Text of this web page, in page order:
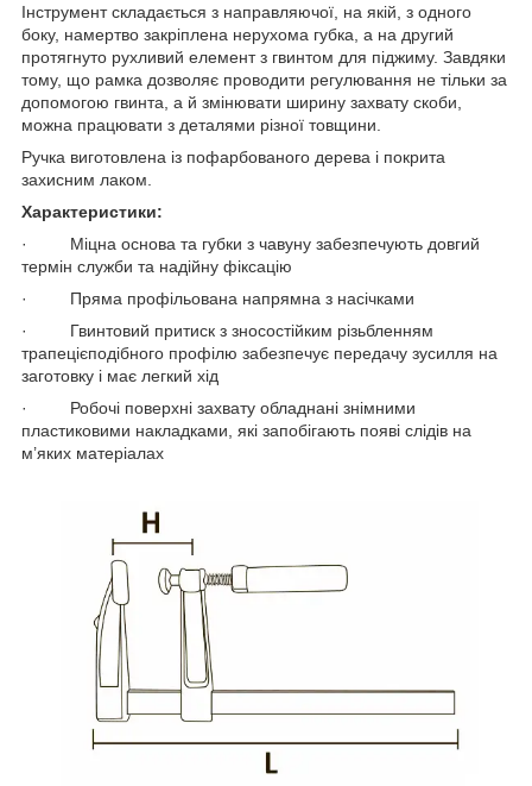
Інструмент складається з направляючої, на якій, з одного
боку, намертво закріплена нерухома губка, а на другий
протягнуто рухливий елемент з гвинтом для піджиму. Завдяки
тому, що рамка дозволяє проводити регулювання не тільки за
допомогою гвинта, а й змінювати ширину захвату скоби,
можна працювати з деталями різної товщини.
Ручка виготовлена із пофарбованого дерева і покрита
захисним лаком.
Характеристики:
· Міцна основа та губки з чавуну забезпечують довгий
термін служби та надійну фіксацію
· Пряма профільована напрямна з насічками
· Гвинтовий притиск з зносостійким різьбленням
трапецієподібного профілю забезпечує передачу зусилля на
заготовку і має легкий хід
· Робочі поверхні захвату обладнані знімними
пластиковими накладками, які запобігають появі слідів на
м’яких матеріалах